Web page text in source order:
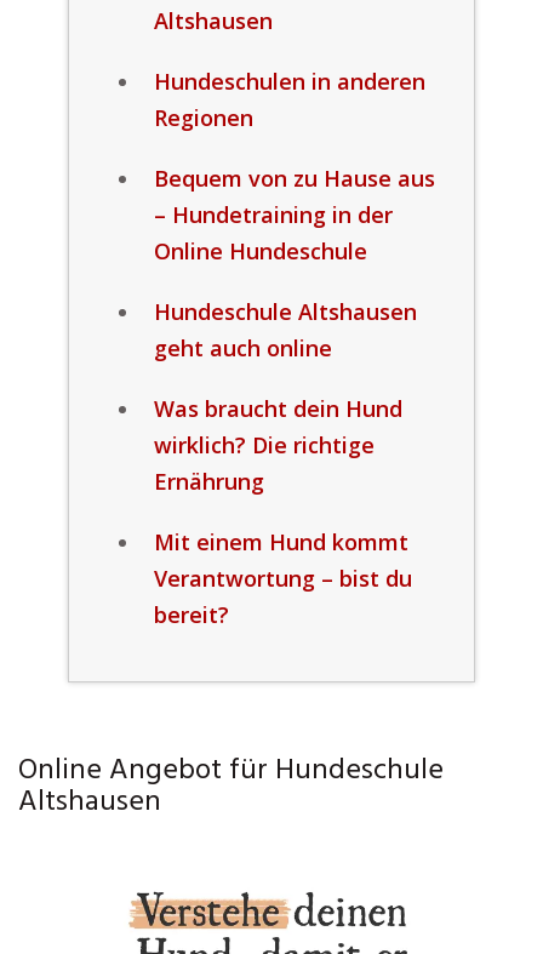
Altshausen
Hundeschulen in anderen
Regionen
Bequem von zu Hause aus
– Hundetraining in der
Online Hundeschule
Hundeschule Altshausen
geht auch online
Was braucht dein Hund
wirklich? Die richtige
Ernährung
Mit einem Hund kommt
Verantwortung – bist du
bereit?
Online Angebot für Hundeschule
Altshausen